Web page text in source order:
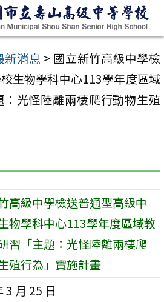
新消息 > 國立新竹高級中學檢
生物學科中心113學年度區域
光怪陸離兩棲爬行動物生殖
高級中學檢送普通型高級中
物學科中心113學年度區域教
習「主題：光怪陸離兩棲爬
殖行為」實施計畫
3 月 25 日